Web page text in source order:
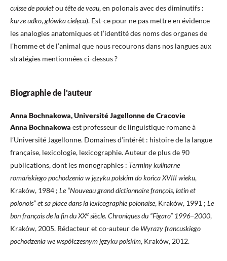
cuisse de pouletou tête de veau, en polonais avec des diminutifs :
kurze udko,główka cielęca). Est-ce pour ne pas mettre en évidence
les analogies anatomiques et l’identité des noms des organes de
l’homme et de l’animal que nous recourons dans nos langues aux
stratégies mentionnées ci-dessus ?
Biographie de l'auteur
Anna Bochnakowa, Université Jagellonne de Cracovie
Anna Bochnakowa est professeur de linguistique romane à
l’Université Jagellonne. Domaines d’intérêt : histoire de la langue
française, lexicologie, lexicographie. Auteur de plus de 90
publications, dont les monographies : Terminy kulinarne
romańskiego pochodzenia w języku polskim do końca XVIII wieku,
Kraków, 1984 ; Le “Nouveau grand dictionnaire françois, latin et
polonois” et sa place dans la lexicographie polonaise, Kraków, 1991 ; Le
bon français de la fin du XXe siècle. Chroniques du “Figaro” 1996–2000,
Kraków, 2005. Rédacteur et co-auteur de Wyrazy francuskiego
pochodzenia we współczesnym języku polskim, Kraków, 2012.